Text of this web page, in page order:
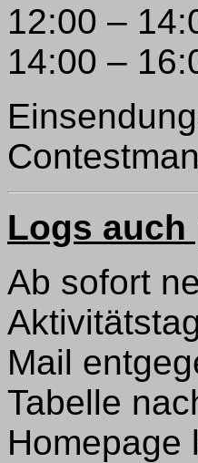
12:00 –
14:00 –
Logs auch
Ab sofort
Mail
Tabelle
Homepage